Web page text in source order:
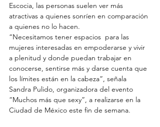
Escocia, las personas suelen ver más
atractivas a quienes sonríen en comparación
a quienes no lo hacen.
“Necesitamos tener espacios  para las
mujeres interesadas en empoderarse y vivir
a plenitud y donde puedan trabajar en
conocerse, sentirse más y darse cuenta que
los límites están en la cabeza”, señala
Sandra Pulido, organizadora del evento
“Muchos más que sexy”, a realizarse en la
Ciudad de México este fin de semana.